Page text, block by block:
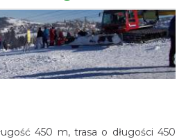
450 m, trasa o długości 450